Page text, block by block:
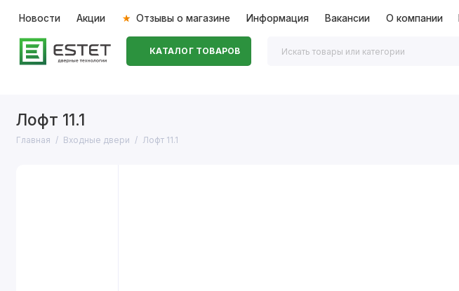
Новости Акции Отзывы о магазине Информация Вакансии О компании
КАТАЛОГ ТОВАРОВ
Лофт 11.1
Главная Входные двери Лофт 11.1